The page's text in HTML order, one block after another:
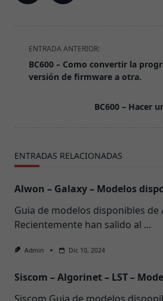
ENTRADA ANTERIOR:
BC600 – Como convertir la
versión de firmware a otra.
BC600 – Hacer
ENTRADAS RELACIONADAS
Alwon – Galaxy – Modelos
Guia de modelos disponibles de
Recientemente han salido al ...
Admin Dic 10, 2024
Siscom – Algorinet – LST –